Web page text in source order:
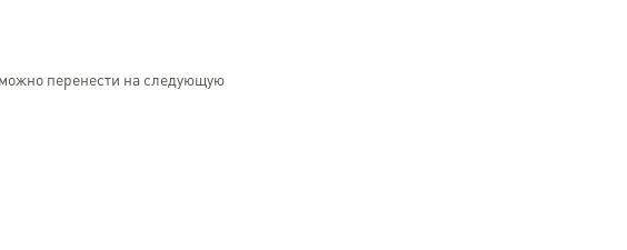
перенести на следующую